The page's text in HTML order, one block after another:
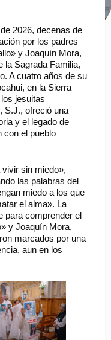
2026, decenas de
por los padres
y Joaquín Mora,
la Sagrada Familia,
A cuatro años de su
en la Sierra
jesuitas
S.J., ofreció una
y el legado de
con el pueblo
sin miedo»,
las palabras del
miedo a los que
el alma». La
para comprender el
y Joaquín Mora,
marcados por una
aun en los